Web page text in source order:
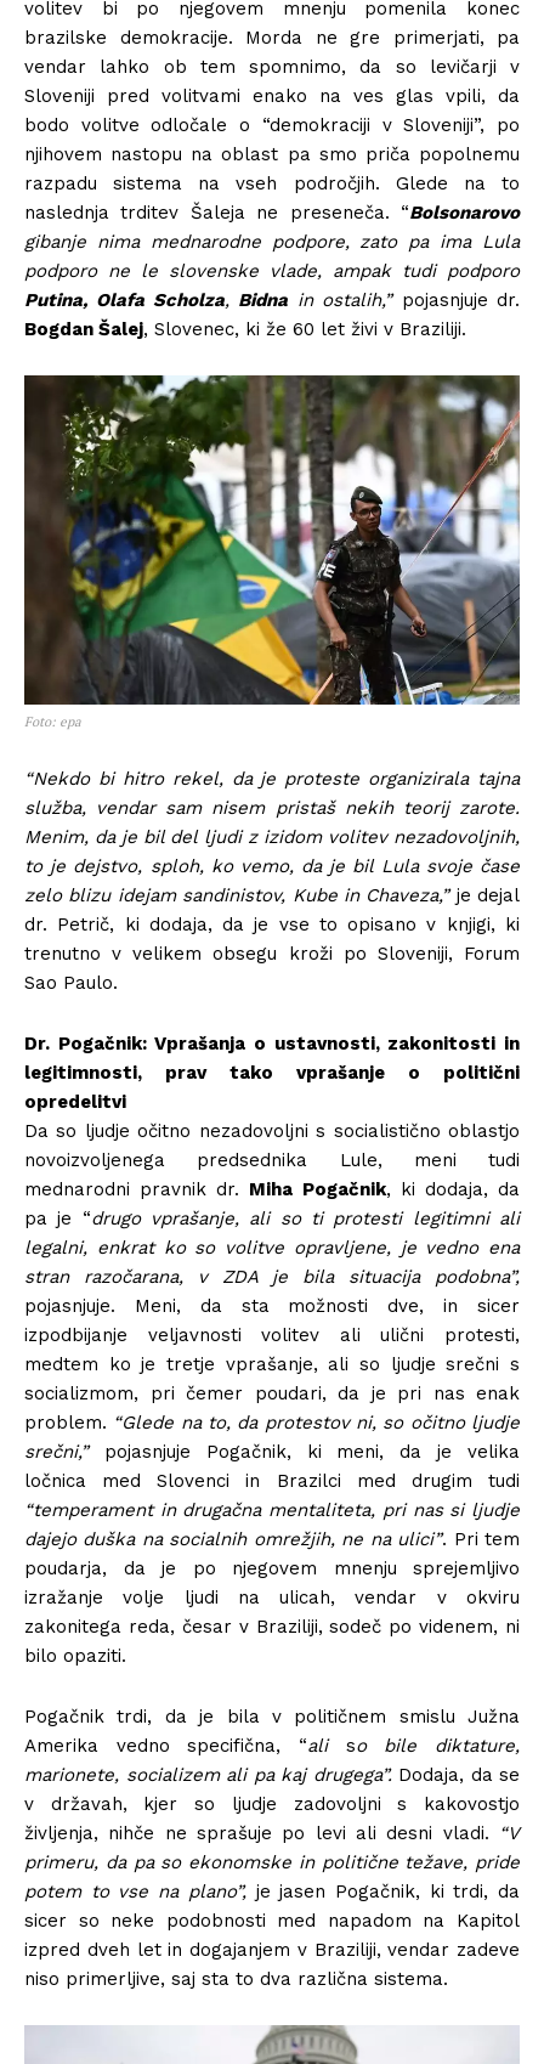
volitev bi po njegovem mnenju pomenila konec
brazilske demokracije. Morda ne gre primerjati, pa
vendar lahko ob tem spomnimo, da so levičarji v
Sloveniji pred volitvami enako na ves glas vpili, da
bodo volitve odločale o “demokraciji v Sloveniji”, po
njihovem nastopu na oblast pa smo priča popolnemu
razpadu sistema na vseh področjih. Glede na to
naslednja trditev Šaleja ne preseneča. “Bolsonarovo
gibanje nima mednarodne podpore, zato pa ima Lula
podporo ne le slovenske vlade, ampak tudi podporo
Putina, Olafa Scholza, Bidna in ostalih,”pojasnjuje dr.
Bogdan Šalej, Slovenec, ki že 60 let živi v Braziliji.
Foto: epa
“Nekdo bi hitro rekel, da je proteste organizirala tajna
služba, vendar sam nisem pristaš nekih teorij zarote.
Menim, da je bil del ljudi z izidom volitev nezadovoljnih,
to je dejstvo, sploh, ko vemo, da je bil Lula svoje čase
zelo blizu idejam sandinistov, Kube in Chaveza,”je dejal
dr. Petrič, ki dodaja, da je vse to opisano v knjigi, ki
trenutno v velikem obsegu kroži po Sloveniji, Forum
Sao Paulo.
Dr. Pogačnik: Vprašanja o ustavnosti, zakonitosti in
legitimnosti, prav tako vprašanje o politični
opredelitvi
Da so ljudje očitno nezadovoljni s socialistično oblastjo
novoizvoljenega predsednika Lule, meni tudi
mednarodni pravnik dr. Miha Pogačnik, ki dodaja, da
pa je “drugo vprašanje, ali so ti protesti legitimni ali
legalni, enkrat ko so volitve opravljene, je vedno ena
stran razočarana, v ZDA je bila situacija podobna”,
pojasnjuje. Meni, da sta možnosti dve, in sicer
izpodbijanje veljavnosti volitev ali ulični protesti,
medtem ko je tretje vprašanje, ali so ljudje srečni s
socializmom, pri čemer poudari, da je pri nas enak
problem. “Glede na to, da protestov ni, so očitno ljudje
srečni,”pojasnjuje Pogačnik, ki meni, da je velika
ločnica med Slovenci in Brazilci med drugim tudi
“temperament in drugačna mentaliteta, pri nas si ljudje
dajejo duška na socialnih omrežjih, ne na ulici”. Pri tem
poudarja, da je po njegovem mnenju sprejemljivo
izražanje volje ljudi na ulicah, vendar v okviru
zakonitega reda, česar v Braziliji, sodeč po videnem, ni
bilo opaziti.
Pogačnik trdi, da je bila v političnem smislu Južna
Amerika vedno specifična, “aliso bile diktature,
marionete, socializem ali pa kaj drugega”. Dodaja, da se
v državah, kjer so ljudje zadovoljni s kakovostjo
življenja, nihče ne sprašuje po levi ali desni vladi. “V
primeru, da pa so ekonomske in politične težave, pride
potem to vse na plano”, je jasen Pogačnik, ki trdi, da
sicer so neke podobnosti med napadom na Kapitol
izpred dveh let in dogajanjem v Braziliji, vendar zadeve
niso primerljive, saj sta to dva različna sistema.